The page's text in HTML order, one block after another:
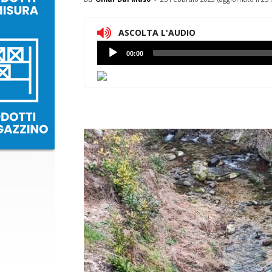
ASCOLTA L'AUDIO
Lettore
Audio
00:00